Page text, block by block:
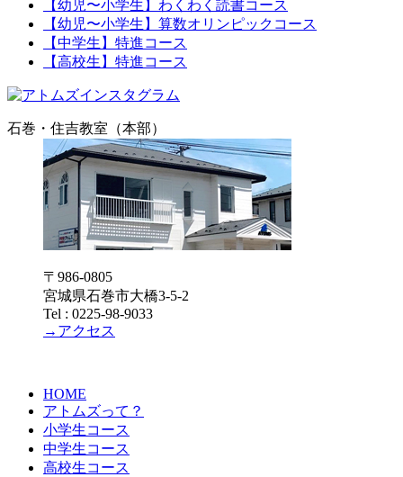
【幼児〜小学生】わくわく読書コース
【幼児〜小学生】算数オリンピックコース
【中学生】特進コース
【高校生】特進コース
石巻・住吉教室（本部）
〒986-0805
宮城県石巻市大橋3-5-2
Tel : 0225-98-9033
→アクセス
HOME
アトムズって？
小学生コース
中学生コース
高校生コース